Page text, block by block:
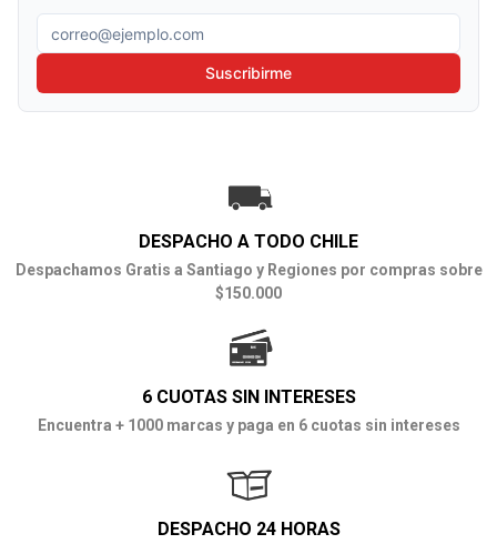
Correo electrónico
Suscribirme
DESPACHO A TODO CHILE
Despachamos Gratis a Santiago y Regiones por compras sobre
$150.000
6 CUOTAS SIN INTERESES
Encuentra + 1000 marcas y paga en 6 cuotas sin intereses
DESPACHO 24 HORAS